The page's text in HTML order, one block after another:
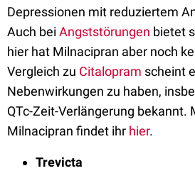
Depressionen mit reduziertem
Auch bei Angststörungen bietet
hier hat Milnacipran aber noch
Vergleich zu Citalopram scheint
Nebenwirkungen zu haben,
QTc-Zeit-Verlängerung bekannt.
Milnacipran findet ihr hier.
Trevicta